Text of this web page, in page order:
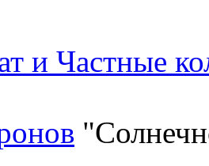
и Частные